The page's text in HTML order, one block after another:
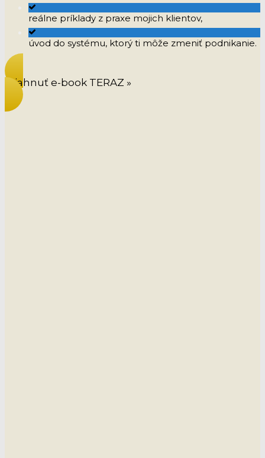
reálne príklady z praxe mojich klientov,
úvod do systému, ktorý ti môže zmeniť podnikanie.
Stiahnuť e-book TERAZ »